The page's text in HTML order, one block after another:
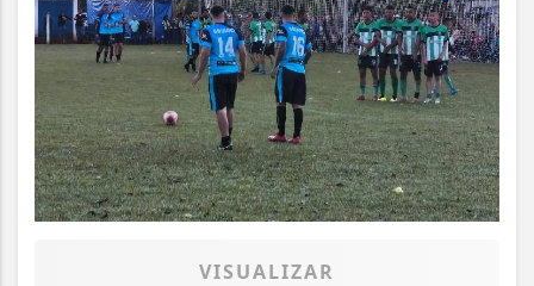
VISUALIZAR